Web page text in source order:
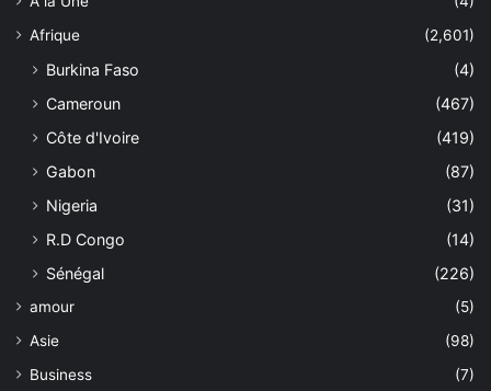
Afrique
(2,601)
Burkina Faso
(4)
Cameroun
(467)
Côte d'Ivoire
(419)
Gabon
(87)
Nigeria
(31)
R.D Congo
(14)
Sénégal
(226)
amour
(5)
Asie
(98)
Business
(7)